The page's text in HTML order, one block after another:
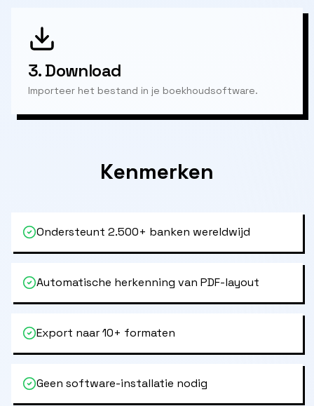
3.Download
Importeer het bestand in je boekhoudsoftware.
Kenmerken
Ondersteunt 2.500+ banken wereldwijd
Automatische herkenning van PDF-layout
Export naar 10+ formaten
Geen software-installatie nodig